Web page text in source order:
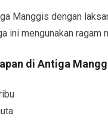
Manggis dengan
ini mengunakan ragam
di Antiga